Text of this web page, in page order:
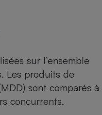
sur l’ensemble
Les produits de
sont comparés à
concurrents.